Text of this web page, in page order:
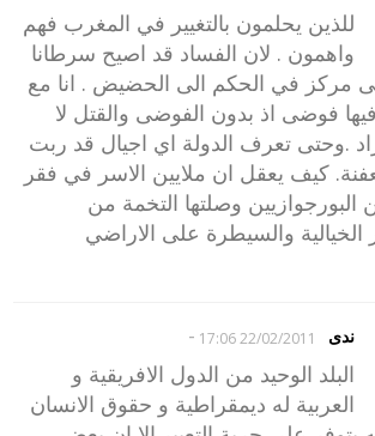
للذين يحلمون بالتغيير في المغرب فهم
واهمون . لان الفساد قد اصيح سرطانا
مركز في الحكم الى الحضيض . انا مع
فوضى اذ بدون الفوضى والقتل لا
.وحتى تعرف الدولة اي اجيال قد ربت
كيف يعقل ان ملايين الاسر في فقر
وصلتها التخمة من
الخيالية والسيطرة على الاراضي
ندى 22/02/2011 17:06
-
البلد الوحيد من الدول الافريقية و
العربية له ديمقراطية و حقوق الانسان